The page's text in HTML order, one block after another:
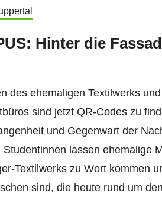
Hinter die
des ehemaligen Textilwerks
sind jetzt QR-Codes zu
und Gegenwart der
lassen ehemalige
Textilwerks zu Wort kommen
sind, die heute rund um